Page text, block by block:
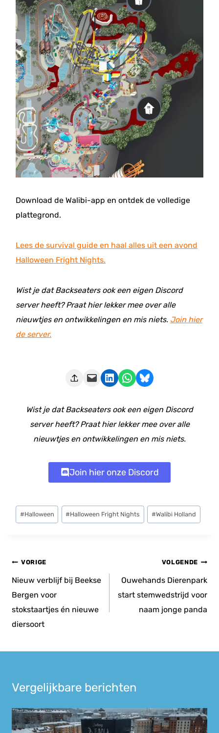
Download de Walibi-app en ontdek de volledige
plattegrond.
Lees de survival guide en haal alles uit een avond
Halloween Fright Nights.
Wist je dat Backseaters ook een eigen Discord
server heeft? Praat hier lekker mee over alle
nieuwtjes en ontwikkelingen en mis niets. Join hier
de server.
Deze pagina e-mailen Delen op LinkedIn Delen via WhatsApp Share on Bluesky
Wist je dat Backseaters ook een eigen Discord
server heeft? Praat hier lekker mee over alle
nieuwtjes en ontwikkelingen en mis niets.
Join hier onze Discord
Bericht
tags:
#Halloween #Halloween Fright Nights #Walibi Holland
Bericht
navigatie
VORIGE
Nieuw verblijf bij Beekse
Bergen voor
stokstaartjes én nieuwe
diersoort
VOLGENDE
Ouwehands Dierenpark
start stemwedstrijd voor
naam jonge panda
Vergelijkbare berichten